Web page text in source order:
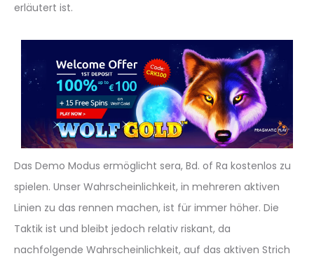
erläutert ist.
Das Demo Modus ermöglicht sera, Bd. of Ra kostenlos zu
spielen. Unser Wahrscheinlichkeit, in mehreren aktiven
Linien zu das rennen machen, ist für immer höher. Die
Taktik ist und bleibt jedoch relativ riskant, da
nachfolgende Wahrscheinlichkeit, auf das aktiven Strich